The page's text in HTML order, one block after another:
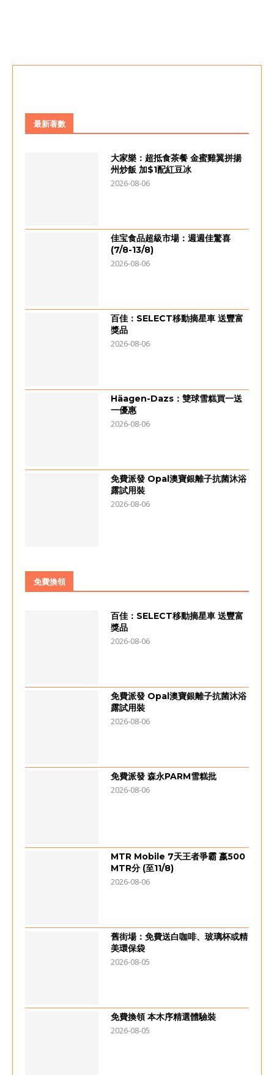
最新著數
大家樂：超抵食茶餐 金蜜雞翼拼揚
州炒飯 加$1配紅豆冰
2026-08-06
佳宝食品超級市場：週週佳驚喜
(7/8-13/8)
2026-08-06
百佳：SELECT移動摘星車 送豐富
獎品
2026-08-06
Häagen-Dazs：雙球雪糕買一送
一優惠
2026-08-06
免費派發 Opal澳寶銀離子抗菌沐浴
露試用裝
2026-08-06
免費換領
百佳：SELECT移動摘星車 送豐富
獎品
2026-08-06
免費派發 Opal澳寶銀離子抗菌沐浴
露試用裝
2026-08-06
免費派發 森永PARM雪糕批
2026-08-06
MTR Mobile 7天王者爭霸 嬴500
MTR分 (至11/8)
2026-08-06
舊街場：免費送白咖啡、玻璃杯或精
美環保袋
2026-08-05
免費換領 本木序精選體驗裝
2026-08-05